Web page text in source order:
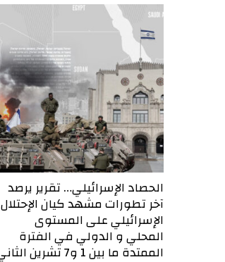
الحصاد الإسرائيلي… تقرير يرصد
آخر تطورات مشهد كيان الإحتلال
الإسرائيلي على المستوى
المحلي و الدولي في الفترة
الممتدة ما بين 1 و7 تشرين الثاني